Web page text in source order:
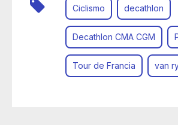
Ciclismo decathlon
Decathlon CMA CGM
Tour de Francia van